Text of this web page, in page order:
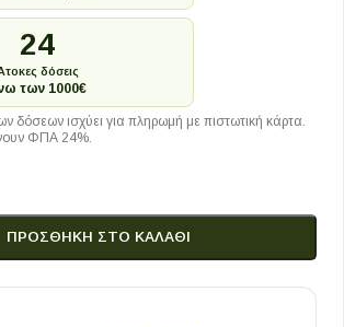
24
δόσεις
των 1000€
δόσεων ισχύει για πληρωμή με πιστωτική κάρτα.
ΦΠΑ 24%.
ΠΡΟΣΘΉΚΗ ΣΤΟ ΚΑΛΆΘΙ